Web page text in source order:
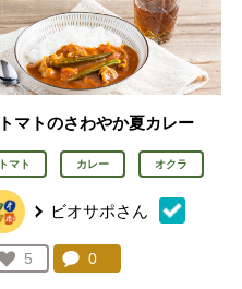
トマトのさわやか夏カレー
トマト カレー オクラ
ビオサポさん
お気に入り登録：
5
人が登録
コメント：
0件。コメントを見る。